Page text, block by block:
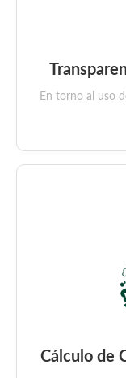
En torno al uso
Cálculo de